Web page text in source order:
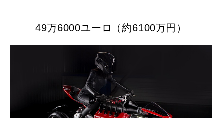
49万6000ユーロ（約6100万円）